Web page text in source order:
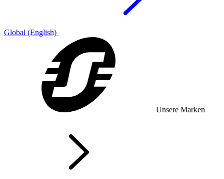
Global (English)
Unsere Marken